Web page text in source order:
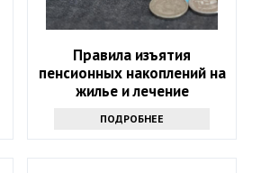
Правила изъятия
пенсионных накоплений на
жилье и лечение
ПОДРОБНЕЕ